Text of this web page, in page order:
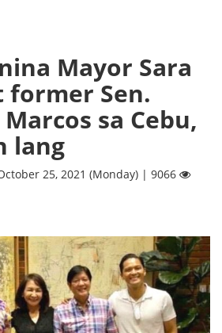
Mayor Sara
Sen.
sa Cebu,
lang
25, 2021 (Monday) | 9066